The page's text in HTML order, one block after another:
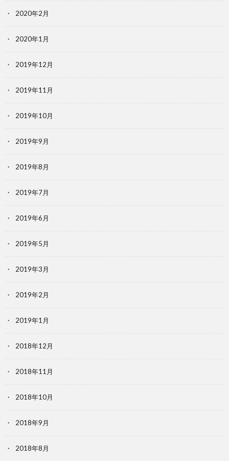
2020年2月
2020年1月
2019年12月
2019年11月
2019年10月
2019年9月
2019年8月
2019年7月
2019年6月
2019年5月
2019年3月
2019年2月
2019年1月
2018年12月
2018年11月
2018年10月
2018年9月
2018年8月